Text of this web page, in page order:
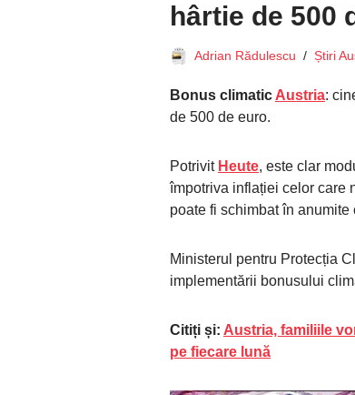
hârtie de 500
Adrian Rădulescu Știri
Bonus climatic Austria:
de 500 de euro.
Potrivit Heute, este clar
împotriva inflației celor care
poate fi schimbat în anumite
Ministerul pentru Protecția
implementării bonusului
Citiți și: Austria, familiile
pe fiecare lună